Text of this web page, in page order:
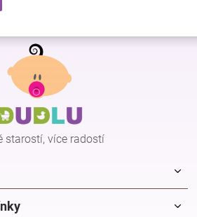
starostí, více radostí